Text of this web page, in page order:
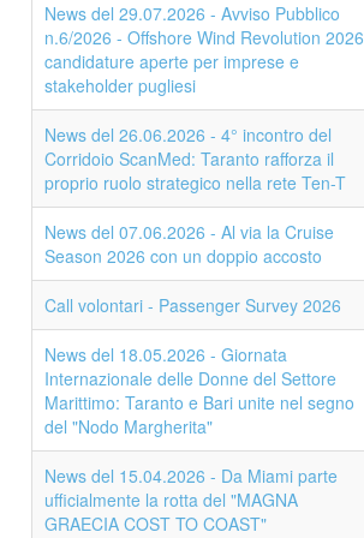
News del 29.07.2026 - Avviso Pubblico
n.6/2026 - Offshore Wind Revolution
candidature aperte per imprese e
stakeholder pugliesi
News del 26.06.2026 - 4° incontro del
Corridoio ScanMed: Taranto rafforza il
proprio ruolo strategico nella rete Ten-T
News del 07.06.2026 - Al via la Cruise
Season 2026 con un doppio accosto
Call volontari - Passenger Survey 2026
News del 18.05.2026 - Giornata
Internazionale delle Donne del Settore
Marittimo: Taranto e Bari unite nel segno
del "Nodo Margherita"
News del 15.04.2026 - Da Miami parte
ufficialmente la rotta del "MAGNA
GRAECIA COST TO COAST"